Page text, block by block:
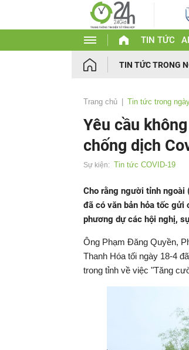
TIN TỨC
TIN TỨC TRONG
Trang chủ Tin tức trong
Yêu cầu
chống dịch
Sự kiện: Tin tức COVID-19
Cho rằng người tỉnh ngoài
đã có văn bản hỏa tốc
phương dự các hội nghị,
Ông Phạm Đăng Quyền,
Thanh Hóa tối ngày 18-4
trong tỉnh về việc "Tăng